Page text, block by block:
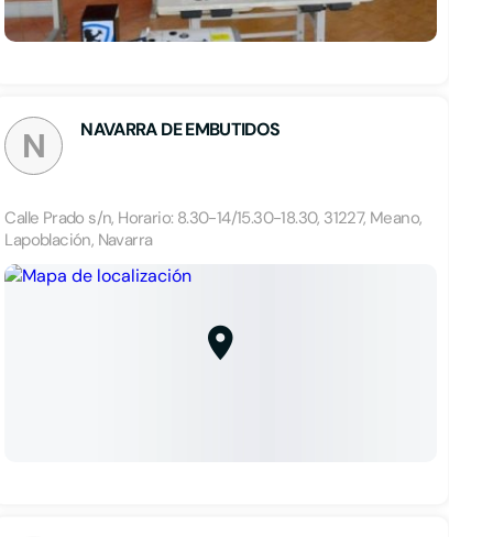
N NAVARRA DE EMBUTIDOS
Calle Prado s/n, Horario: 8.30-14/15.30-18.30, 31227, Meano,
Lapoblación, Navarra